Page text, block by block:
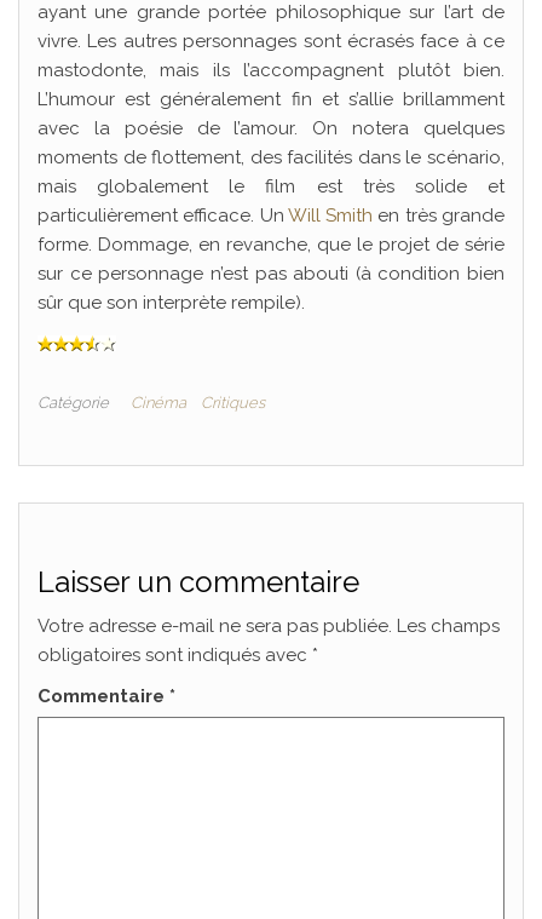
ayant une grande portée philosophique sur l’art de
vivre. Les autres personnages sont écrasés face à ce
mastodonte, mais ils l’accompagnent plutôt bien.
L’humour est généralement fin et s’allie brillamment
avec la poésie de l’amour. On notera quelques
moments de flottement, des facilités dans le scénario,
mais globalement le film est très solide et
particulièrement efficace. Un Will Smith en très grande
forme. Dommage, en revanche, que le projet de série
sur ce personnage n’est pas abouti (à condition bien
sûr que son interprète rempile).
Catégorie Cinéma Critiques
Laisser un commentaire
Votre adresse e-mail ne sera pas publiée. Les champs
obligatoires sont indiqués avec *
Commentaire *